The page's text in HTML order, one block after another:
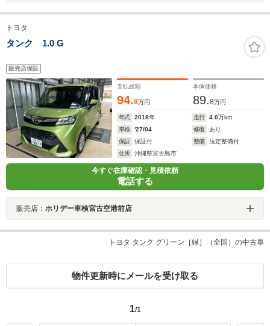
トヨタ
タンク 1.0 G
販売店保証
支払総額
94.8万円
本体価格
89.8万円
年式 2018年 走行 4.0万km
車検
'27/04 修復
あり
保証
保証付 整備
法定整備付
住所
沖縄県宮古島市
今すぐ在庫確認・見積依頼
電話する
販売店： ホリデー車検宮古空港前店
トヨタ タンク グリーン［緑］（全国）の中古車
物件更新時にメールを受け取る
1/1